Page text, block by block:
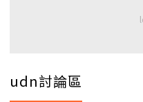
udn討論區